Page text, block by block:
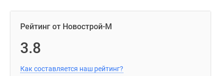
Рейтинг от Новострой-М
3.8
Как составляется наш рейтинг?